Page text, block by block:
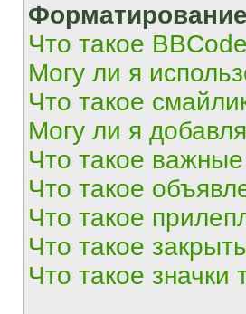
Что такое
Могу ли я
Что такое
Могу ли я
Что такое
Что такое
Что такое
Что такое
Что такое значки